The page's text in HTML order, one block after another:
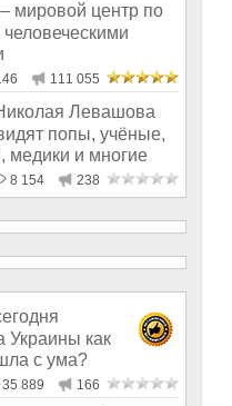
мировой центр по
человеческими
111 055
Левашова
попы, учёные,
медики и многие
8 154 238
Украины как
с ума?
35 889 166